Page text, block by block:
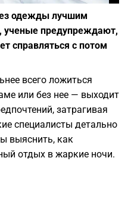
одежды лучшим
ученые предупреждают,
справляться с потом
всего ложиться
или без нее — выходит
затрагивая
специалисты детально
выяснить, как
отдых в жаркие ночи.